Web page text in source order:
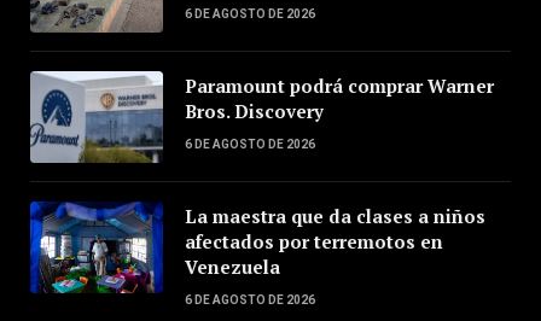
6 DE AGOSTO DE 2026
Paramount podrá comprar Warner
Bros. Discovery
6 DE AGOSTO DE 2026
La maestra que da clases a niños
afectados por terremotos en
Venezuela
6 DE AGOSTO DE 2026